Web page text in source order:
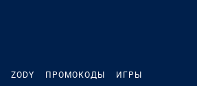
ZODY ПРОМОКОДЫ ИГРЫ